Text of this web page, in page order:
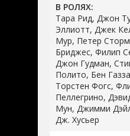
В РОЛЯХ:
Тара Рид, Джон
Эллиотт, Джек
Мур, Петер
Бриджес, Филип
Джон Гудман,
Полито, Бен
Торстен Фогс,
Пеллегрино,
Мун, Джимми
Дж. Хусьер